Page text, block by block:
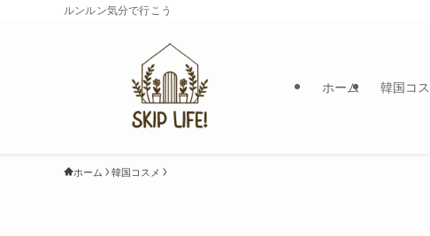
ルンルン気分で行こう
ホーム 韓国コ
ホーム 韓国コスメ